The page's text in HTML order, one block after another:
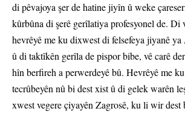
di pêvajoya şer de hatine jiyîn û weke
kûrbûna di şerê gerîlatiya profesyonel de. Di
hevrêyê me ku dixwest di felsefeya jiyanê
û di taktîkên gerîla de pispor bibe, vê carê
hîn berfireh a perwerdeyê bû. Hevrêyê me
tecrûbeyên nû bi dest xist û di gelek warên
xwest vegere çiyayên Zagrosê, ku li wir dest